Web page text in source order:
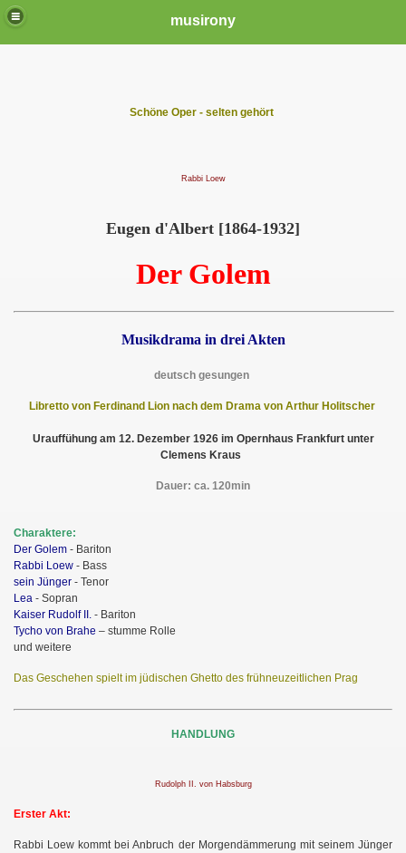
musirony
Schöne Oper - selten gehört
Rabbi Loew
Eugen d'Albert [1864-1932]
Der Golem
Musikdrama in drei Akten
deutsch gesungen
Libretto von Ferdinand Lion nach dem Drama von Arthur Holitscher
Urauffühung am 12. Dezember 1926 im Opernhaus Frankfurt unter
Clemens Kraus
Dauer: ca. 120min
Charaktere:
Der Golem - Bariton
Rabbi Loew - Bass
sein Jünger - Tenor
Lea - Sopran
Kaiser Rudolf II. - Bariton
Tycho von Brahe – stumme Rolle
und weitere
Das Geschehen spielt im jüdischen Ghetto des frühneuzeitlichen Prag
HANDLUNG
Rudolph II. von Habsburg
Erster Akt:
Rabbi Loew kommt bei Anbruch der Morgendämmerung mit seinem Jünger